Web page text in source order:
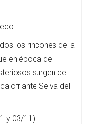
los rincones de la
en época de
surgen de
Selva del
y 03/11)